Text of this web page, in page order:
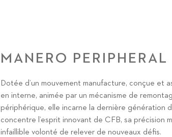
MANERO PERIPHERAL
Dotée d’un mouvement manufacture, conçue et
en interne, animée par un mécanisme de
périphérique, elle incarne la dernière génération
concentre l’esprit innovant de CFB, sa précision
infaillible volonté de relever de nouveaux défis.